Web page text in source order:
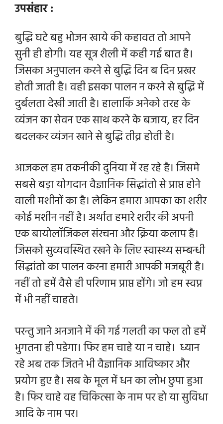
उपसंहार :
बुद्धि घटे बहु भोजन खाये की कहावत तो आपने
सुनी ही होगी। यह सूत्र शैली में कही गई बात है।
जिसका अनुपालन करने से बुद्धि दिन ब दिन प्रखर
होती जाती है। वही इसका पालन न करने से बुद्धि में
दुर्बलता देखी जाती है। हालाकिं अनेको तरह के
व्यंजन का सेवन एक साथ करने के बजाय, हर दिन
बदलकर व्यंजन खाने से बुद्धि तीव्र होती है।
आजकल हम तकनीकी दुनिया में रह रहे है। जिसमे
सबसे बड़ा योगदान वैज्ञानिक सिद्धांतो से प्राप्त होने
वाली मशीनों का है। लेकिन हमारा आपका का शरीर
कोई मशीन नहीं है। अर्थात हमारे शरीर की अपनी
एक बायोलॉजिकल संरचना और क्रिया कलाप है।
जिसको सुव्यवस्थित रखने के लिए स्वास्थ्य सम्बन्धी
सिद्धांतो का पालन करना हमारी आपकी मजबूरी है।
नहीं तो हमें वैसे ही परिणाम प्राप्त होंगे। जो हम स्वप्न
में भी नहीं चाहते।
परन्तु जाने अनजाने में की गई गलती का फल तो हमें
भुगतना ही पडेगा। फिर हम चाहे या न चाहे। ध्यान
रहे अब तक जितने भी वैज्ञानिक आविष्कार और
प्रयोग हुए है। सब के मूल में धन का लोभ छुपा हुआ
है। फिर चाहे वह चिकित्सा के नाम पर हो या सुविधा
आदि के नाम पर।